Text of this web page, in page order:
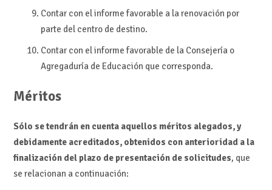
Contar con el informe favorable a la renovación por
parte del centro de destino.
Contar con el informe favorable de la Consejería o
Agregaduría de Educación que corresponda.
Méritos
Sólo se tendrán en cuenta aquellos méritos alegados, y
debidamente acreditados, obtenidos con anterioridad a la
finalización del plazo de presentación de solicitudes, que
se relacionan a continuación: